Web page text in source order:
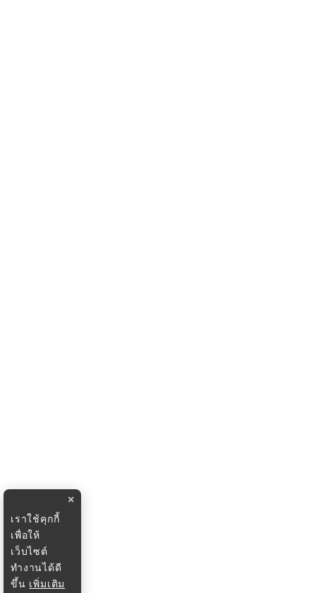
×
เราใช้คุกกี้
เพื่อให้
เว็บไซต์
ทำงานได้ดี
ขึ้น เพิ่มเติม